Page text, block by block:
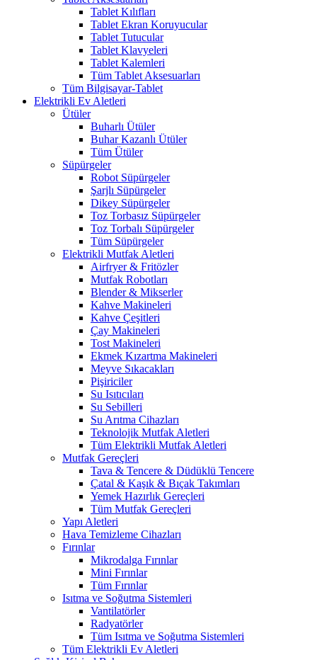
Tablet Kılıfları
Tablet Ekran Koruyucular
Tablet Tutucular
Tablet Klavyeleri
Tablet Kalemleri
Tüm Tablet Aksesuarları
Tüm Bilgisayar-Tablet
Elektrikli Ev Aletleri
Ütüler
Buharlı Ütüler
Buhar Kazanlı Ütüler
Tüm Ütüler
Süpürgeler
Robot Süpürgeler
Şarjlı Süpürgeler
Dikey Süpürgeler
Toz Torbasız Süpürgeler
Toz Torbalı Süpürgeler
Tüm Süpürgeler
Elektrikli Mutfak Aletleri
Airfryer & Fritözler
Mutfak Robotları
Blender & Mikserler
Kahve Makineleri
Kahve Çeşitleri
Çay Makineleri
Tost Makineleri
Ekmek Kızartma Makineleri
Meyve Sıkacakları
Pişiriciler
Su Isıtıcıları
Su Sebilleri
Su Arıtma Cihazları
Teknolojik Mutfak Aletleri
Tüm Elektrikli Mutfak Aletleri
Mutfak Gereçleri
Tava & Tencere & Düdüklü Tencere
Çatal & Kaşık & Bıçak Takımları
Yemek Hazırlık Gereçleri
Tüm Mutfak Gereçleri
Yapı Aletleri
Hava Temizleme Cihazları
Fırınlar
Mikrodalga Fırınlar
Mini Fırınlar
Tüm Fırınlar
Isıtma ve Soğutma Sistemleri
Vantilatörler
Radyatörler
Tüm Isıtma ve Soğutma Sistemleri
Tüm Elektrikli Ev Aletleri